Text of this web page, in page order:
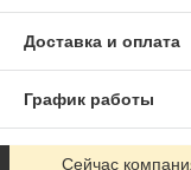
Доставка и оплата
График работы
Полная версия
Сейчас